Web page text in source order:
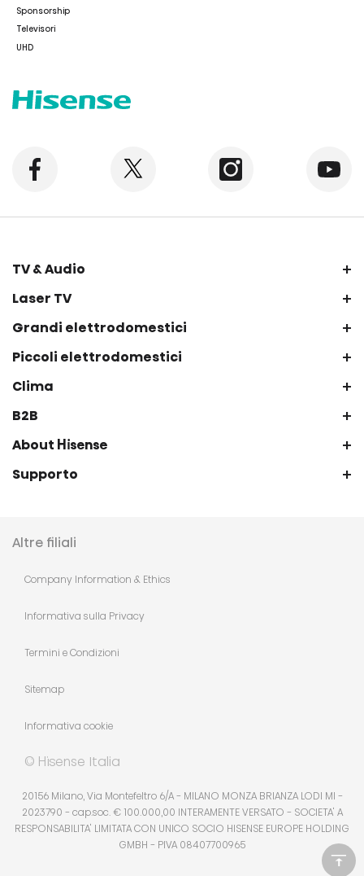
Sponsorship
Televisori
UHD
+
TV & Audio
+
Laser TV
+
Grandi elettrodomestici
+
Piccoli elettrodomestici
+
Clima
+
B2B
+
About Hisense
+
Supporto
Altre filiali
Company Information & Ethics
Informativa sulla Privacy
Termini e Condizioni
Sitemap
Informativa cookie
© Hisense Italia
20156 Milano, Via Montefeltro 6/A - MILANO MONZA BRIANZA LODI MI -
2023790 - cap.soc. € 100.000,00 INTERAMENTE VERSATO - SOCIETA' A
RESPONSABILITA' LIMITATA CON UNICO SOCIO HISENSE EUROPE HOLDING
GMBH - PIVA 08407700965